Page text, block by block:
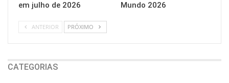
em julho de 2026
Mundo 2026
ANTERIOR PRÓXIMO
CATEGORIAS